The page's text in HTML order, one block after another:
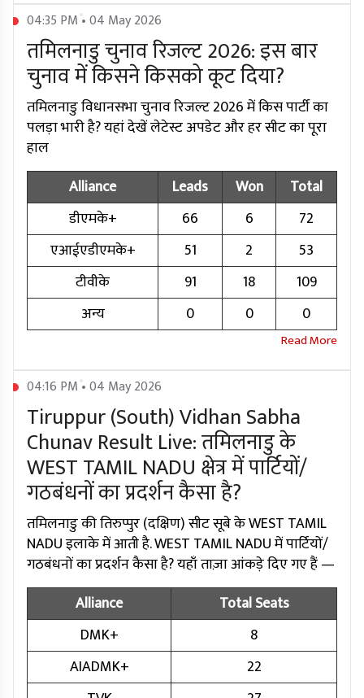
04:35 PM • 04 May 2026
तमिलनाडु चुनाव रिजल्ट 2026: इस बार
चुनाव में किसने किसको कूट दिया?
तमिलनाडु विधानसभा चुनाव रिजल्ट 2026 में किस पार्टी का
पलड़ा भारी है? यहां देखें लेटेस्ट अपडेट और हर सीट का पूरा
हाल
Alliance
Leads Won
Total
डीएमके+
66 6
72
एआईएडीएमके+
51 2
53
टीवीके
91 18
109
अन्य
0 0 0
04:16 PM • 04 May 2026
Tiruppur (South) Vidhan Sabha
Chunav Result Live: तमिलनाडु के
WEST TAMIL NADU क्षेत्र में पार्टियों/
गठबंधनों का प्रदर्शन कैसा है?
तमिलनाडु की तिरुप्पुर (दक्षिण) सीट सूबे के WEST TAMIL
NADU इलाके में आती है. WEST TAMIL NADU में पार्टियों/
गठबंधनों का प्रदर्शन कैसा है? यहाँ ताज़ा आंकड़े दिए गए हैं —
Alliance
Total Seats
DMK+
8
AIADMK+
22